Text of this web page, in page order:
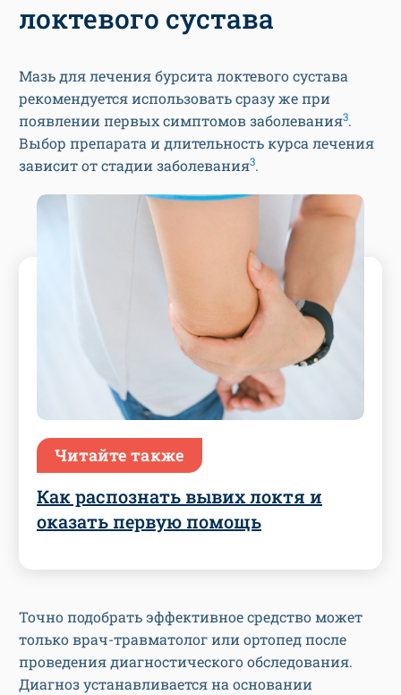
локтевого сустава
Мазь для лечения бурсита локтевого сустава
рекомендуется использовать сразу же при
появлении первых симптомов заболевания3.
Выбор препарата и длительность курса лечения
зависит от стадии заболевания3.
Читайте также
Как распознать вывих локтя и
оказать первую помощь
Точно подобрать эффективное средство может
только врач-травматолог или ортопед после
проведения диагностического обследования.
Диагноз устанавливается на основании